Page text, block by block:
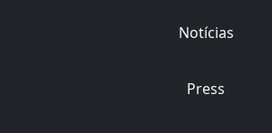
Notícias
Press